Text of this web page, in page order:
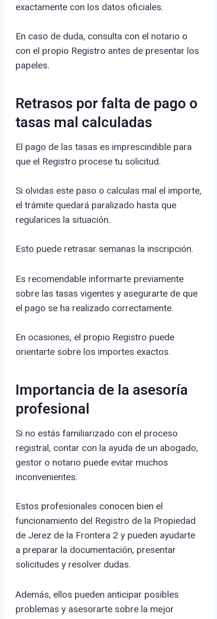
exactamente con los datos oficiales.
En caso de duda, consulta con el notario o
con el propio Registro antes de presentar los
papeles.
Retrasos por falta de pago o
tasas mal calculadas
El pago de las tasas es imprescindible para
que el Registro procese tu solicitud.
Si olvidas este paso o calculas mal el importe,
el trámite quedará paralizado hasta que
regularices la situación.
Esto puede retrasar semanas la inscripción.
Es recomendable informarte previamente
sobre las tasas vigentes y asegurarte de que
el pago se ha realizado correctamente.
En ocasiones, el propio Registro puede
orientarte sobre los importes exactos.
Importancia de la asesoría
profesional
Si no estás familiarizado con el proceso
registral, contar con la ayuda de un abogado,
gestor o notario puede evitar muchos
inconvenientes.
Estos profesionales conocen bien el
funcionamiento del Registro de la Propiedad
de Jerez de la Frontera 2 y pueden ayudarte
a preparar la documentación, presentar
solicitudes y resolver dudas.
Además, ellos pueden anticipar posibles
problemas y asesorarte sobre la mejor